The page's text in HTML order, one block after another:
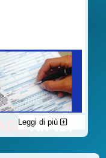
a favore
ai superstiti ed ai
il 5 per mille della
Leggi di più